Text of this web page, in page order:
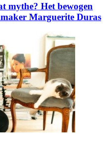
mythe? Het bewogen
Marguerite Duras